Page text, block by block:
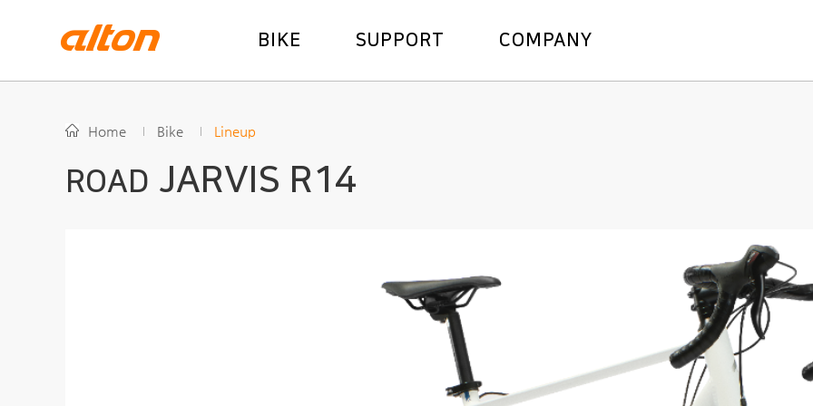
BIKE SUPPORT COMPANY
Home Bike Lineup
ROAD JARVIS R14